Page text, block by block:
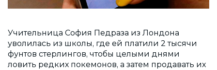
Учительница София Педраза из Лондона
уволилась из школы, где ей платили 2 тысячи
фунтов стерлингов, чтобы целыми днями
ловить редких покемонов, а затем продавать их